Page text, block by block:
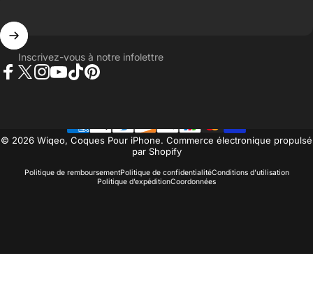
Inscrivez-vous à notre infolettre
© 2026 Wiqeo, Coques Pour iPhone. Commerce électronique propulsé
par Shopify
Politique de remboursementPolitique de confidentialitéConditions d’utilisation
Politique d’expéditionCoordonnées